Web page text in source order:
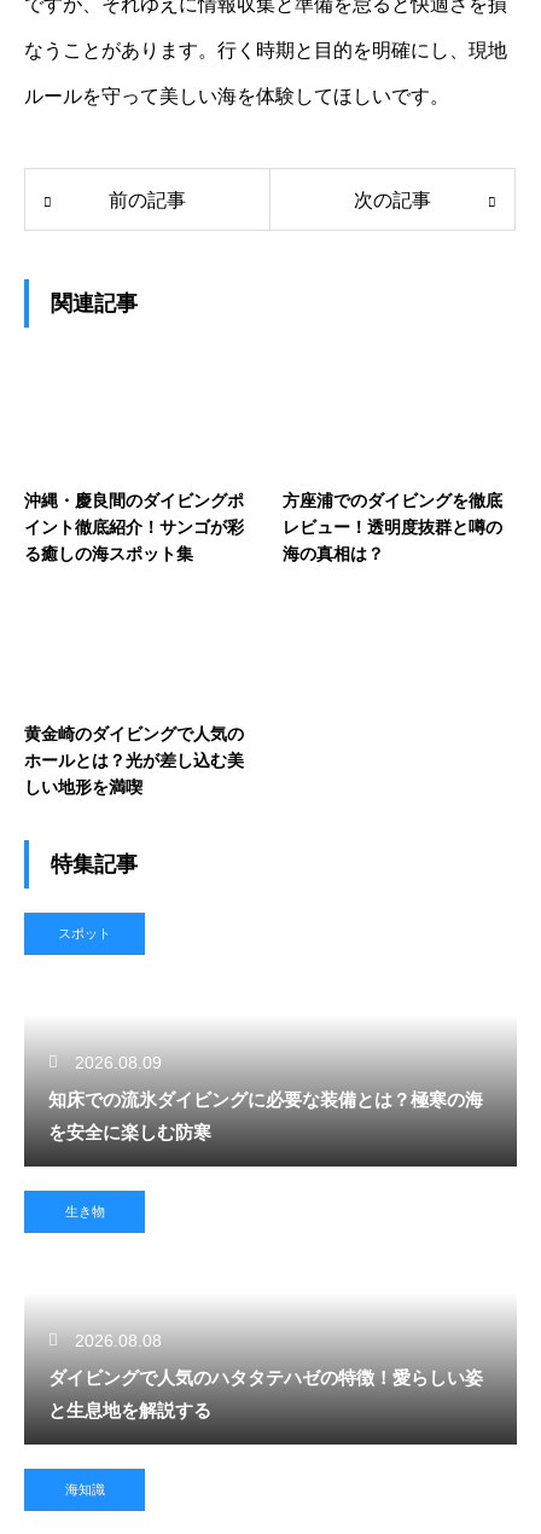
ですが、それゆえに情報収集と準備を怠ると快適さを損
なうことがあります。行く時期と目的を明確にし、現地
ルールを守って美しい海を体験してほしいです。
前の記事 次の記事
関連記事
沖縄・慶良間のダイビングポ
イント徹底紹介！サンゴが彩
る癒しの海スポット集
方座浦でのダイビングを徹底
レビュー！透明度抜群と噂の
海の真相は？
黄金崎のダイビングで人気の
ホールとは？光が差し込む美
しい地形を満喫
特集記事
スポット
2026.08.09
知床での流氷ダイビングに必要な装備とは？極寒の海
を安全に楽しむ防寒
生き物
2026.08.08
ダイビングで人気のハタタテハゼの特徴！愛らしい姿
と生息地を解説する
海知識